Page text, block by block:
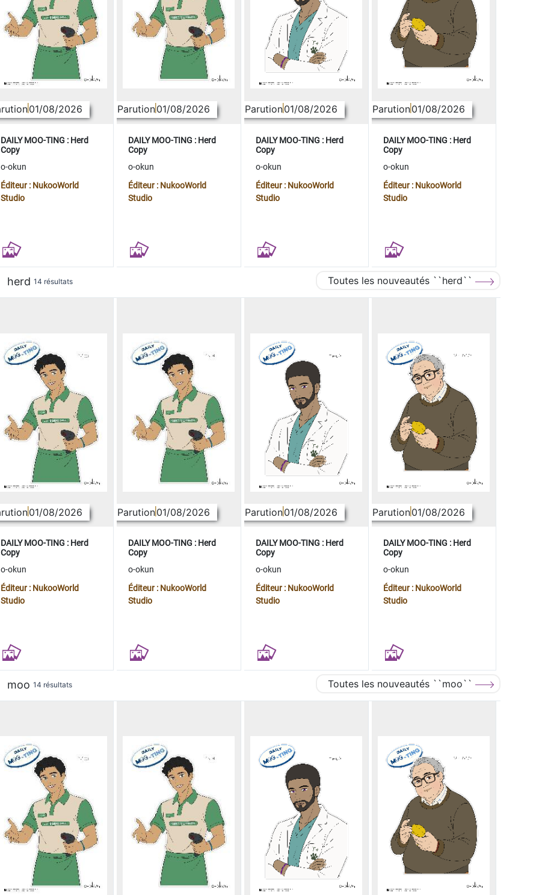
01/08/2026
DAILY MOO-TING : Herd
Copy
o-okun
Éditeur : NukooWorld
Studio
Parution01/08/2026
DAILY MOO-TING : Herd
Copy
o-okun
Éditeur : NukooWorld
Studio
Parution01/08/2026
DAILY MOO-TING : Herd
Copy
o-okun
Éditeur : NukooWorld
Studio
Parution01/08/2026
DAILY MOO-TING : Herd
Copy
o-okun
Éditeur : NukooWorld
Studio
herd 14 résultats Toutes les nouveautés ``herd``
01/08/2026
DAILY MOO-TING : Herd
Copy
o-okun
Éditeur : NukooWorld
Studio
Parution01/08/2026
DAILY MOO-TING : Herd
Copy
o-okun
Éditeur : NukooWorld
Studio
Parution01/08/2026
DAILY MOO-TING : Herd
Copy
o-okun
Éditeur : NukooWorld
Studio
Parution01/08/2026
DAILY MOO-TING : Herd
Copy
o-okun
Éditeur : NukooWorld
Studio
moo 14 résultats Toutes les nouveautés ``moo``